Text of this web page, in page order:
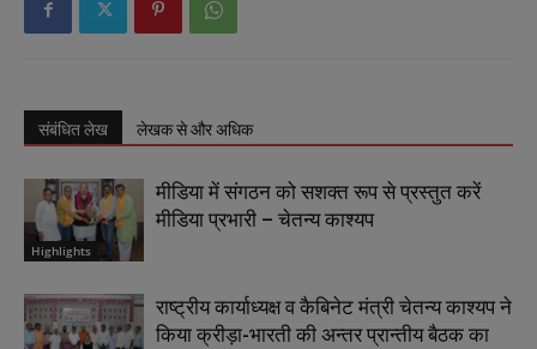
संबंधित लेख लेखक से और अधिक
Highlights
मीडिया में संगठन को सशक्त रूप से प्रस्तुत करें
मीडिया प्रभारी – चेतन्य काश्यप
राष्ट्रीय कार्याध्यक्ष व कैबिनेट मंत्री चेतन्य काश्यप ने
किया क्रीड़ा-भारती की अन्तर प्रान्तीय बैठक का